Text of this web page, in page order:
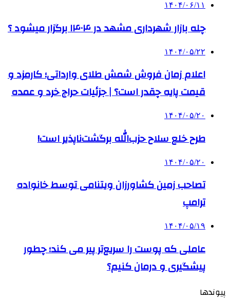
۱۴۰۴/۰۶/۱۱
چله بازار شهرداری مشهد در ۱۴۰۴ برگزار میشود ؟
۱۴۰۴/۰۵/۲۲
اعلام زمان فروش شمش طلای وارداتی؛ کارمزد و
قیمت پایه چقدر است؟ | جزئیات حراج خرد و عمده
۱۴۰۴/۰۵/۲۰
طرح خلع سلاح حزب‌الله برگشت‌ناپذیر است!
۱۴۰۴/۰۵/۲۰
تصاحب زمین کشاورزان ویتنامی توسط خانواده
ترامپ
۱۴۰۴/۰۵/۱۹
عاملی که پوست را سریع‌تر پیر می کند؛ چطور
پیشگیری و درمان کنیم؟
پیوندها